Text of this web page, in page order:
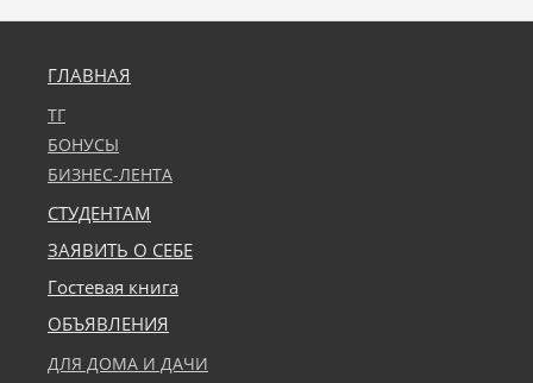
ГЛАВНАЯ
ТГ
БОНУСЫ
БИЗНЕС-ЛЕНТА
СТУДЕНТАМ
ЗАЯВИТЬ О СЕБЕ
Гостевая книга
ОБЪЯВЛЕНИЯ
ДЛЯ ДОМА И ДАЧИ